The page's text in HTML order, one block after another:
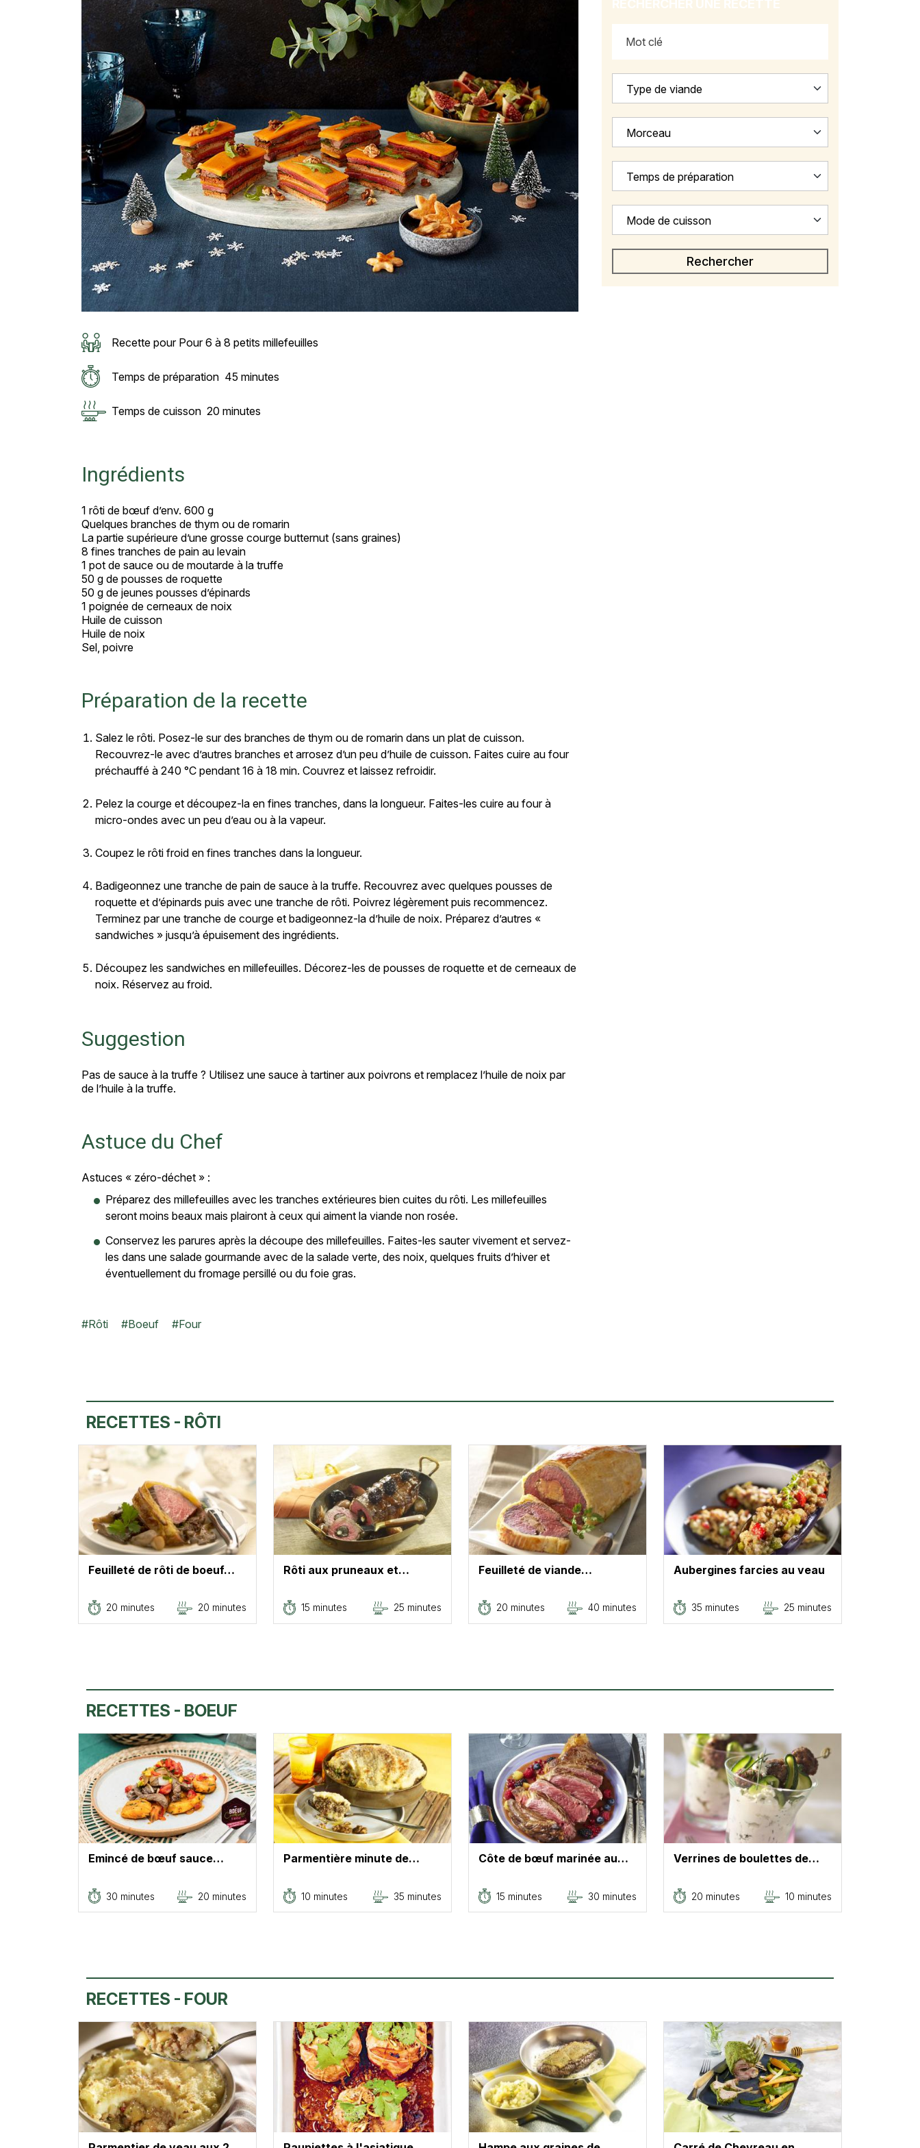
Recette pour Pour 6 à 8 petits millefeuilles
Temps de préparation 45 minutes
Temps de cuisson 20 minutes
Ingrédients
1 rôti de bœuf d’env. 600 g
Quelques branches de thym ou de romarin
La partie supérieure d’une grosse courge butternut (sans graines)
8 fines tranches de pain au levain
1 pot de sauce ou de moutarde à la truffe
50 g de pousses de roquette
50 g de jeunes pousses d’épinards
1 poignée de cerneaux de noix
Huile de cuisson
Huile de noix
Sel, poivre
Préparation de la recette
Salez le rôti. Posez-le sur des branches de thym ou de romarin dans un plat de cuisson.
Recouvrez-le avec d’autres branches et arrosez d’un peu d’huile de cuisson. Faites cuire au four
préchauffé à 240 °C pendant 16 à 18 min. Couvrez et laissez refroidir.
Pelez la courge et découpez-la en fines tranches, dans la longueur. Faites-les cuire au four à
micro-ondes avec un peu d’eau ou à la vapeur.
Coupez le rôti froid en fines tranches dans la longueur.
Badigeonnez une tranche de pain de sauce à la truffe. Recouvrez avec quelques pousses de
roquette et d’épinards puis avec une tranche de rôti. Poivrez légèrement puis recommencez.
Terminez par une tranche de courge et badigeonnez-la d’huile de noix. Préparez d’autres «
sandwiches » jusqu’à épuisement des ingrédients.
Découpez les sandwiches en millefeuilles. Décorez-les de pousses de roquette et de cerneaux de
noix. Réservez au froid.
Suggestion
Pas de sauce à la truffe ? Utilisez une sauce à tartiner aux poivrons et remplacez l’huile de noix par
de l’huile à la truffe.
Astuce du Chef
Astuces « zéro-déchet » :
Préparez des millefeuilles avec les tranches extérieures bien cuites du rôti. Les millefeuilles
seront moins beaux mais plairont à ceux qui aiment la viande non rosée.
Conservez les parures après la découpe des millefeuilles. Faites-les sauter vivement et servez-
les dans une salade gourmande avec de la salade verte, des noix, quelques fruits d’hiver et
éventuellement du fromage persillé ou du foie gras.
#Rôti #Boeuf #Four
Type de viande
Morceau
Temps de préparation
Mode de cuisson
RECETTES - RÔTI
Feuilleté de rôti de boeuf…
20 minutes 20 minutes
Rôti aux pruneaux et…
15 minutes 25 minutes
Feuilleté de viande…
20 minutes 40 minutes
Aubergines farcies au veau
35 minutes 25 minutes
RECETTES - BOEUF
Emincé de bœuf sauce…
30 minutes 20 minutes
Parmentière minute de…
10 minutes 35 minutes
Côte de bœuf marinée au…
15 minutes 30 minutes
Verrines de boulettes de…
20 minutes 10 minutes
RECETTES - FOUR